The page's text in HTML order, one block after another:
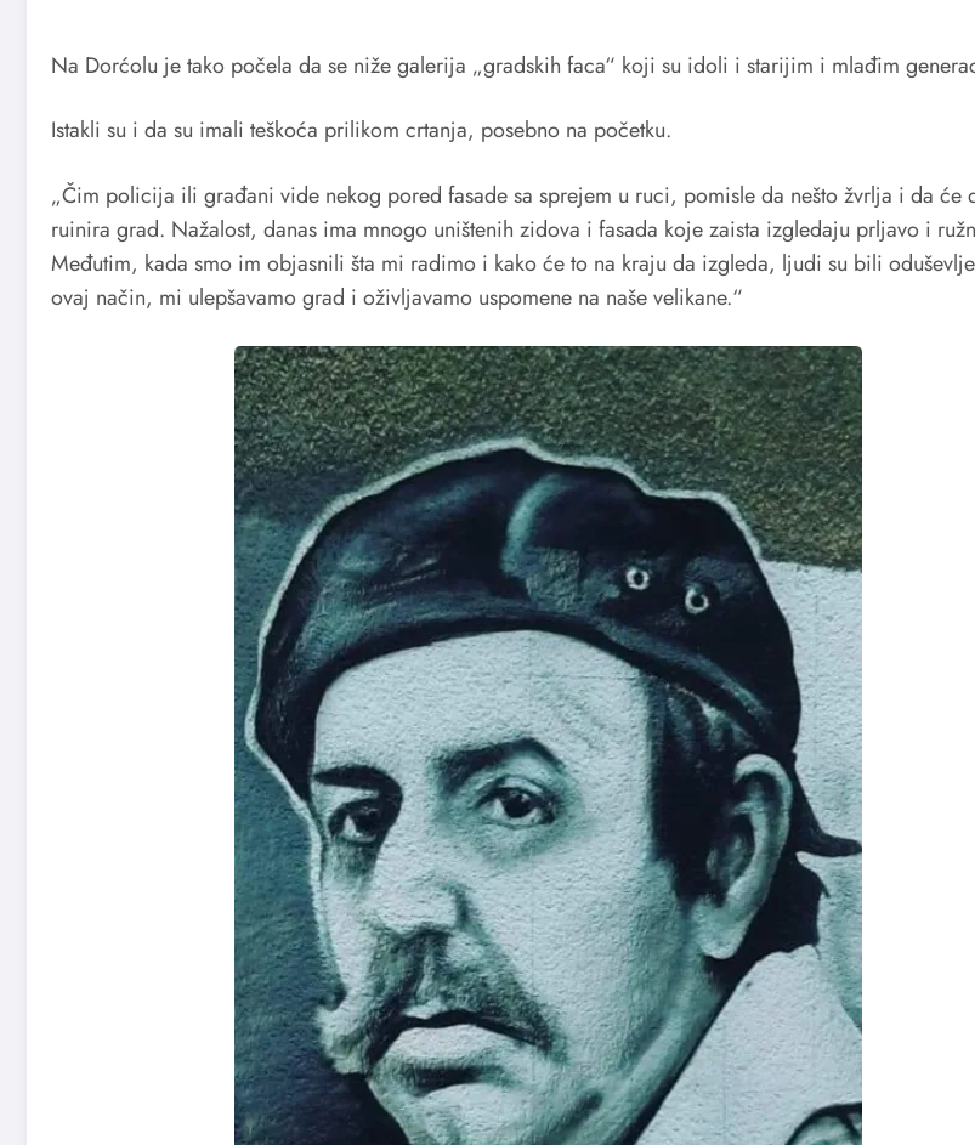
Na Dorćolu je tako počela da se niže galerija „gradskih faca“ koji su idoli i starijim i mlađim
Istakli su i da su imali teškoća prilikom crtanja, posebno na početku.
„Čim policija ili građani vide nekog pored fasade sa sprejem u ruci, pomisle da nešto žvrlja i da će
ruinira grad. Nažalost, danas ima mnogo uništenih zidova i fasada koje zaista izgledaju prljavo i
Međutim, kada smo im objasnili šta mi radimo i kako će to na kraju da izgleda, ljudi su bili
ovaj način, mi ulepšavamo grad i oživljavamo uspomene na naše velikane.“